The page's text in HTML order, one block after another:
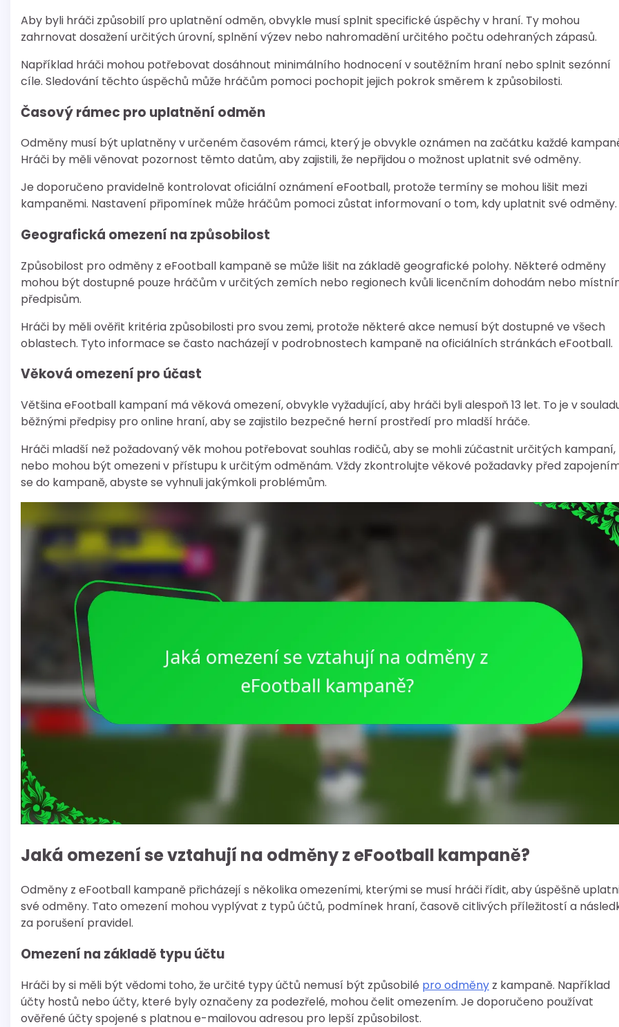
Aby byli hráči způsobilí pro uplatnění odměn, obvykle musí splnit specifické úspěchy v hraní. Ty mohou
zahrnovat dosažení určitých úrovní, splnění výzev nebo nahromadění určitého počtu odehraných zápasů.
Například hráči mohou potřebovat dosáhnout minimálního hodnocení v soutěžním hraní nebo splnit sezónní
cíle. Sledování těchto úspěchů může hráčům pomoci pochopit jejich pokrok směrem k způsobilosti.
Časový rámec pro uplatnění odměn
Odměny musí být uplatněny v určeném časovém rámci, který je obvykle oznámen na začátku každé
Hráči by měli věnovat pozornost těmto datům, aby zajistili, že nepřijdou o možnost uplatnit své odměny.
Je doporučeno pravidelně kontrolovat oficiální oznámení eFootball, protože termíny se mohou lišit mezi
kampaněmi. Nastavení připomínek může hráčům pomoci zůstat informovaní o tom, kdy uplatnit své odměny.
Geografická omezení na způsobilost
Způsobilost pro odměny z eFootball kampaně se může lišit na základě geografické polohy. Některé odměny
mohou být dostupné pouze hráčům v určitých zemích nebo regionech kvůli licenčním dohodám nebo
předpisům.
Hráči by měli ověřit kritéria způsobilosti pro svou zemi, protože některé akce nemusí být dostupné ve všech
oblastech. Tyto informace se často nacházejí v podrobnostech kampaně na oficiálních stránkách eFootball.
Věková omezení pro účast
Většina eFootball kampaní má věková omezení, obvykle vyžadující, aby hráči byli alespoň 13 let. To je v
běžnými předpisy pro online hraní, aby se zajistilo bezpečné herní prostředí pro mladší hráče.
Hráči mladší než požadovaný věk mohou potřebovat souhlas rodičů, aby se mohli zúčastnit určitých kampaní,
nebo mohou být omezeni v přístupu k určitým odměnám. Vždy zkontrolujte věkové požadavky před
se do kampaně, abyste se vyhnuli jakýmkoli problémům.
Jaká omezení se vztahují na odměny z eFootball kampaně?
Odměny z eFootball kampaně přicházejí s několika omezeními, kterými se musí hráči řídit, aby úspěšně
své odměny. Tato omezení mohou vyplývat z typů účtů, podmínek hraní, časově citlivých příležitostí a
za porušení pravidel.
Omezení na základě typu účtu
Hráči by si měli být vědomi toho, že určité typy účtů nemusí být způsobilé pro odměny z kampaně. Například
účty hostů nebo účty, které byly označeny za podezřelé, mohou čelit omezením. Je doporučeno používat
ověřené účty spojené s platnou e-mailovou adresou pro lepší způsobilost.